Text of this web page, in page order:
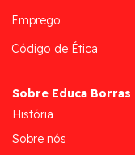
Emprego
Código de Ética
Sobre Educa Borras
História
Sobre nós